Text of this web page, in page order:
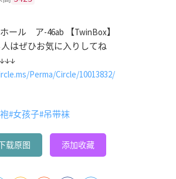
ール ア-46ab 【TwinBox】
はぜひお気に入りしてね
Perma/Circle/10013832/
#女孩子#吊带袜
载原图 添加收藏